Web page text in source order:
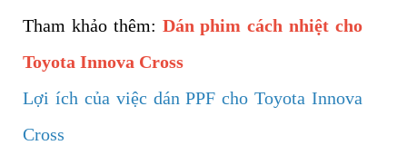
Tham khảo thêm: Dán phim cách nhiệt cho
Toyota Innova Cross
Lợi ích của việc dán PPF cho Toyota Innova
Cross